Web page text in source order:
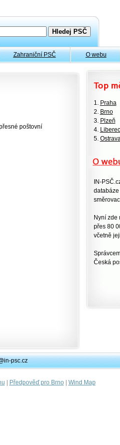
Zahraniční PSČ O webu
poštovní
1. Praha
2. Brno
3. Plzeň
4. Liberec
5.
IN-
Nyní zde
přes 80
včetně
Česká
psc.cz
| Předpověď pro Brno| Wind Map